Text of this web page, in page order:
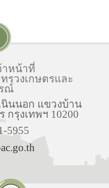
าหน้าที่
รวงเกษตรและ
ณ์
นินนอก แขวงบ้าน
รุงเทพฯ 10200
5955